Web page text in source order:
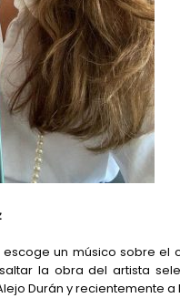
un músico sobre
la obra del artista
Durán y recientemente